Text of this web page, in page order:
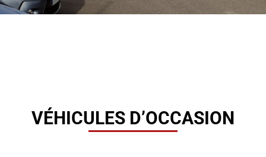
VÉHICULES D’OCCASION